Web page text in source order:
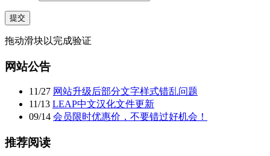
提交
拖动滑块以完成验证
网站公告
11/27 网站升级后部分文字样式错乱问题
11/13 LEAP中文汉化文件更新
09/14 会员限时优惠价，不要错过好机会！
推荐阅读